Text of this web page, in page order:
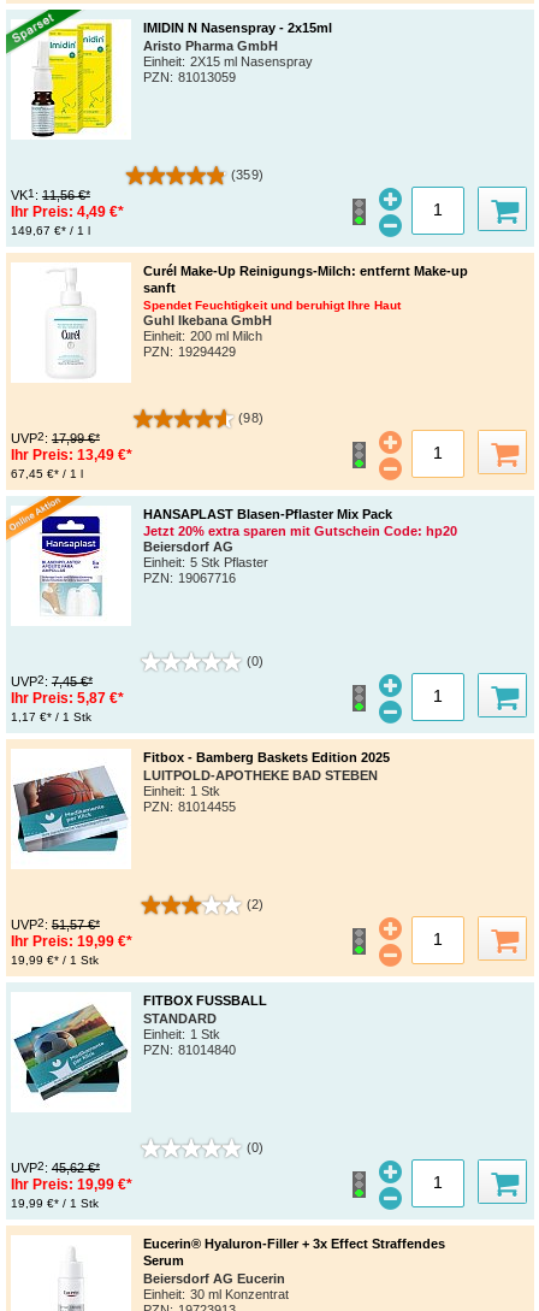
IMIDIN N Nasenspray - 2x15ml
Aristo Pharma GmbH
Einheit: 2X15 ml Nasenspray
PZN: 81013059
(359)
VK1 : 11,56 €*
Ihr Preis: 4,49 €*
149,67 €* / 1 l
Curél Make-Up Reinigungs-Milch: entfernt Make-up
sanft
Spendet Feuchtigkeit und beruhigt Ihre Haut
Guhl Ikebana GmbH
Einheit: 200 ml Milch
PZN : 19294429
(98)
UVP2: 17,99 €*
Ihr Preis: 13,49 €*
67,45 €* / 1 l
HANSAPLAST Blasen-Pflaster Mix Pack
Jetzt 20% extra sparen mit Gutschein Code: hp20
Beiersdorf AG
Einheit: 5 Stk Pflaster
PZN : 19067716
(0)
UVP2: 7,45 €*
Ihr Preis: 5,87 €*
1,17 €* / 1 Stk
Fitbox - Bamberg Baskets Edition 2025
LUITPOLD-APOTHEKE BAD STEBEN
Einheit: 1 Stk
PZN : 81014455
(2)
UVP2: 51,57 €*
Ihr Preis: 19,99 €*
19,99 €* / 1 Stk
FITBOX FUSSBALL
STANDARD
Einheit: 1 Stk
PZN : 81014840
(0)
UVP2: 45,62 €*
Ihr Preis: 19,99 €*
19,99 €* / 1 Stk
Eucerin® Hyaluron-Filler + 3x Effect Straffendes
Serum
Beiersdorf AG Eucerin
Einheit: 30 ml Konzentrat